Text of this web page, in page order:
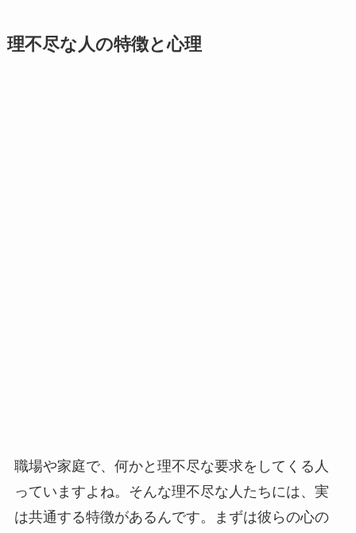
理不尽な人の特徴と心理
職場や家庭で、何かと理不尽な要求をしてくる人
っていますよね。そんな理不尽な人たちには、実
は共通する特徴があるんです。まずは彼らの心の